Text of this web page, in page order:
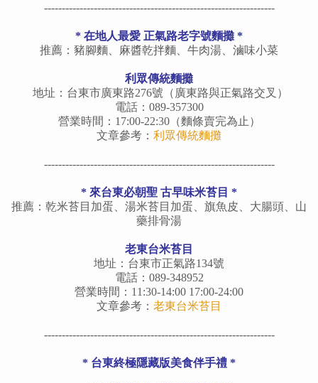
-----------------------------------------------------------------
* 在地人最愛 正氣路老字號麵攤 *
推薦：豬腳麵、麻醬乾拌麵、牛肉湯、滷味小菜
利眾傳統麵攤
地址：台東市廣東路276號（廣東路與正氣路交叉）
電話：089-357300
營業時間：17:00-22:30（麵條賣完為止）
文章參考： 利眾傳統麵攤
-----------------------------------------------------------------
* 來台東必朝聖 古早味米苔目 *
推薦：乾米苔目加蛋、湯米苔目加蛋、旗魚皮、大腸頭、山
藥排骨湯
老東台米苔目
地址：台東市正氣路134號
電話：089-348952
營業時間：11:30-14:00 17:00-24:00
文章參考： 老東台米苔目
-----------------------------------------------------------------
* 台東終極隱藏版美食伴手禮 *